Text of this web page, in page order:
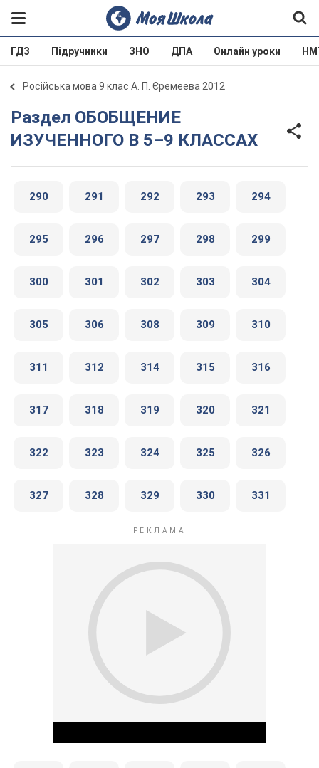
ГДЗ Підручники ЗНО ДПА Онлайн уроки
Російська мова 9 клас А. П. Єремеева 2012
Раздел ОБОБЩЕНИЕ
ИЗУЧЕННОГО В 5–9 КЛАССАХ
290 291 292 293 294
295 296 297 298 299
300 301 302 303 304
305 306 308 309 310
311 312 314 315 316
317 318 319 320 321
322 323 324 325 326
327 328 329 330 331